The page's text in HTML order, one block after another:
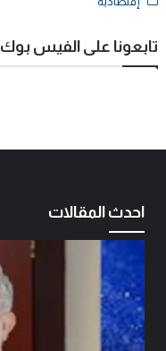
تابعونا على الفيس بوك
احدث المقالات